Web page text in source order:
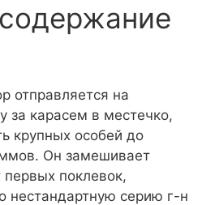
отправляется на
за карасем в местечко,
крупных особей до
Он замешивает
поклевок,
нестандартную серию г-н